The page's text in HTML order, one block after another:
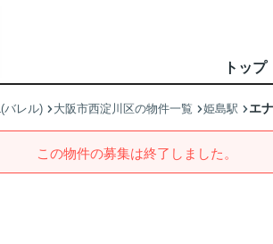
トップ
バレル) 大阪市西淀川区の物件一覧 姫島駅 エ
この物件の募集は終了しました。